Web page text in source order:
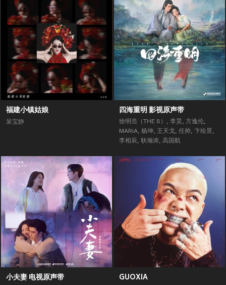
福建小镇姑娘
呆宝静
四海重明 影视原声带
徐明浩（THE 8） , 李昊, 方逸伦,
MARiA, 杨坤, 王天戈, 任帅, 卞绘景,
李相辰, 耿瀚涛, 高国航
小夫妻 电视原声带 GUOXIA